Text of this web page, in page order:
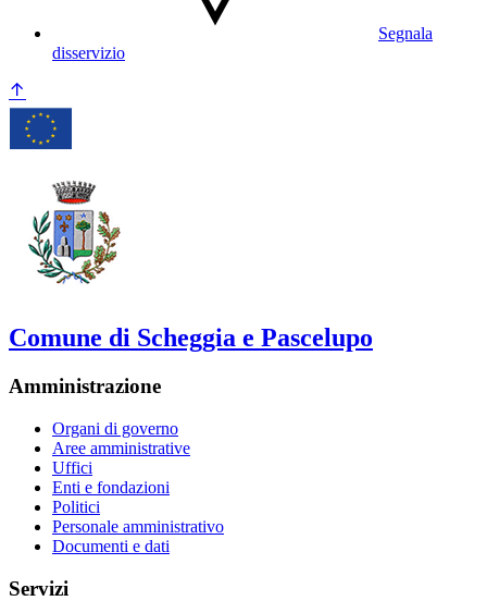
Segnala
disservizio
Comune di Scheggia e Pascelupo
Amministrazione
Organi di governo
Aree amministrative
Uffici
Enti e fondazioni
Politici
Personale amministrativo
Documenti e dati
Servizi